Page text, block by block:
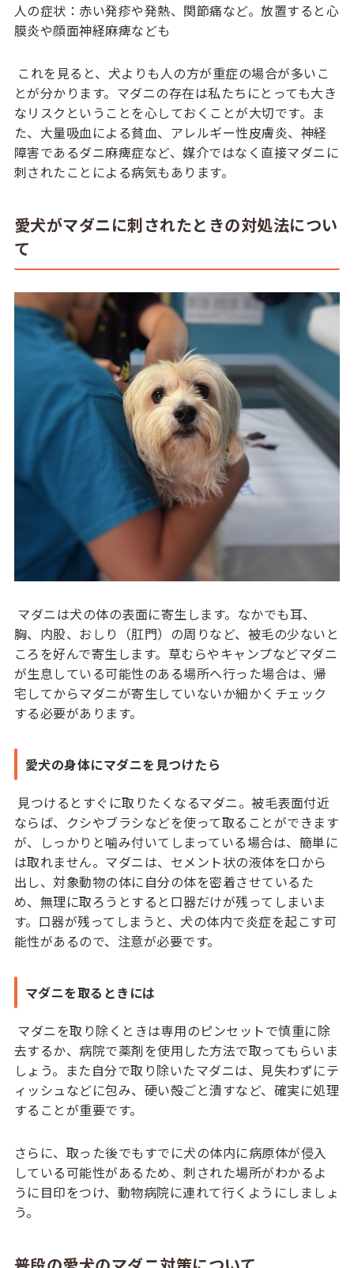
人の症状：赤い発疹や発熱、関節痛など。放置すると心
膜炎や顔面神経麻痺なども
これを見ると、犬よりも人の方が重症の場合が多いこ
とが分かります。マダニの存在は私たちにとっても大き
なリスクということを心しておくことが大切です。ま
た、大量吸血による貧血、アレルギー性皮膚炎、神経
障害であるダニ麻痺症など、媒介ではなく直接マダニに
刺されたことによる病気もあります。
愛犬がマダニに刺されたときの対処法につい
て
マダニは犬の体の表面に寄生します。なかでも耳、
胸、内股、おしり（肛門）の周りなど、被毛の少ないと
ころを好んで寄生します。草むらやキャンプなどマダニ
が生息している可能性のある場所へ行った場合は、帰
宅してからマダニが寄生していないか細かくチェック
する必要があります。
愛犬の身体にマダニを見つけたら
見つけるとすぐに取りたくなるマダニ。被毛表面付近
ならば、クシやブラシなどを使って取ることができます
が、しっかりと噛み付いてしまっている場合は、簡単に
は取れません。マダニは、セメント状の液体を口から
出し、対象動物の体に自分の体を密着させているた
め、無理に取ろうとすると口器だけが残ってしまいま
す。口器が残ってしまうと、犬の体内で炎症を起こす可
能性があるので、注意が必要です。
マダニを取るときには
マダニを取り除くときは専用のピンセットで慎重に除
去するか、病院で薬剤を使用した方法で取ってもらいま
しょう。また自分で取り除いたマダニは、見失わずにテ
ィッシュなどに包み、硬い殻ごと潰すなど、確実に処理
することが重要です。
さらに、取った後でもすでに犬の体内に病原体が侵入
している可能性があるため、刺された場所がわかるよ
うに目印をつけ、動物病院に連れて行くようにしましょ
う。